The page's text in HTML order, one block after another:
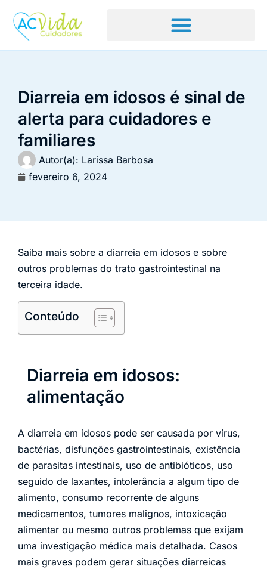
Diarreia em idosos é sinal de
alerta para cuidadores e
familiares
Autor(a): Larissa Barbosa
fevereiro 6, 2024
Saiba mais sobre a diarreia em idosos e sobre
outros problemas do trato gastrointestinal na
terceira idade.
Conteúdo
Diarreia em idosos:
alimentação
A diarreia em idosos pode ser causada por vírus,
bactérias, disfunções gastrointestinais, existência
de parasitas intestinais, uso de antibióticos, uso
seguido de laxantes, intolerância a algum tipo de
alimento, consumo recorrente de alguns
medicamentos, tumores malignos, intoxicação
alimentar ou mesmo outros problemas que exijam
uma investigação médica mais detalhada. Casos
mais graves podem gerar situações diarreicas